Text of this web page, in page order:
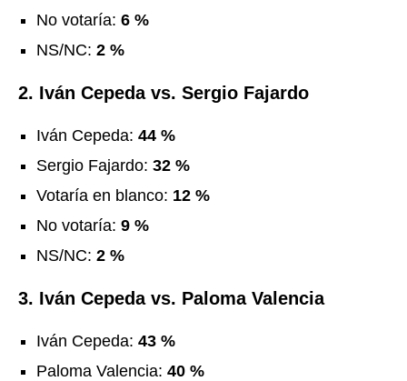
No votaría: 6 %
NS/NC: 2 %
2. Iván Cepeda vs. Sergio Fajardo
Iván Cepeda: 44 %
Sergio Fajardo: 32 %
Votaría en blanco: 12 %
No votaría: 9 %
NS/NC: 2 %
3. Iván Cepeda vs. Paloma Valencia
Iván Cepeda: 43 %
Paloma Valencia: 40 %